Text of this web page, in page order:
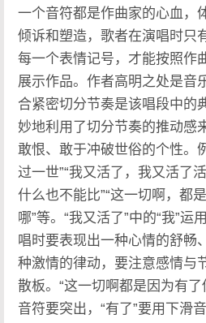
一个音符都是作曲家的心血，
倾诉和塑造，歌者在演唱时只
每一个表情记号，才能按照作
展示作品。作者高明之处是音
合紧密切分节奏是该唱段中的
妙地利用了切分节奏的推动感
敢恨、敢于冲破世俗的个性。
过一世”“我又活了，我又活了
什么也不能比”“这一切啊，都
哪”等。“我又活了”中的“我”运
唱时要表现出一种心情的舒畅
种激情的律动，要注意感情与
散板。“这一切啊都是因为有了
音符要突出，“有了”要用下滑